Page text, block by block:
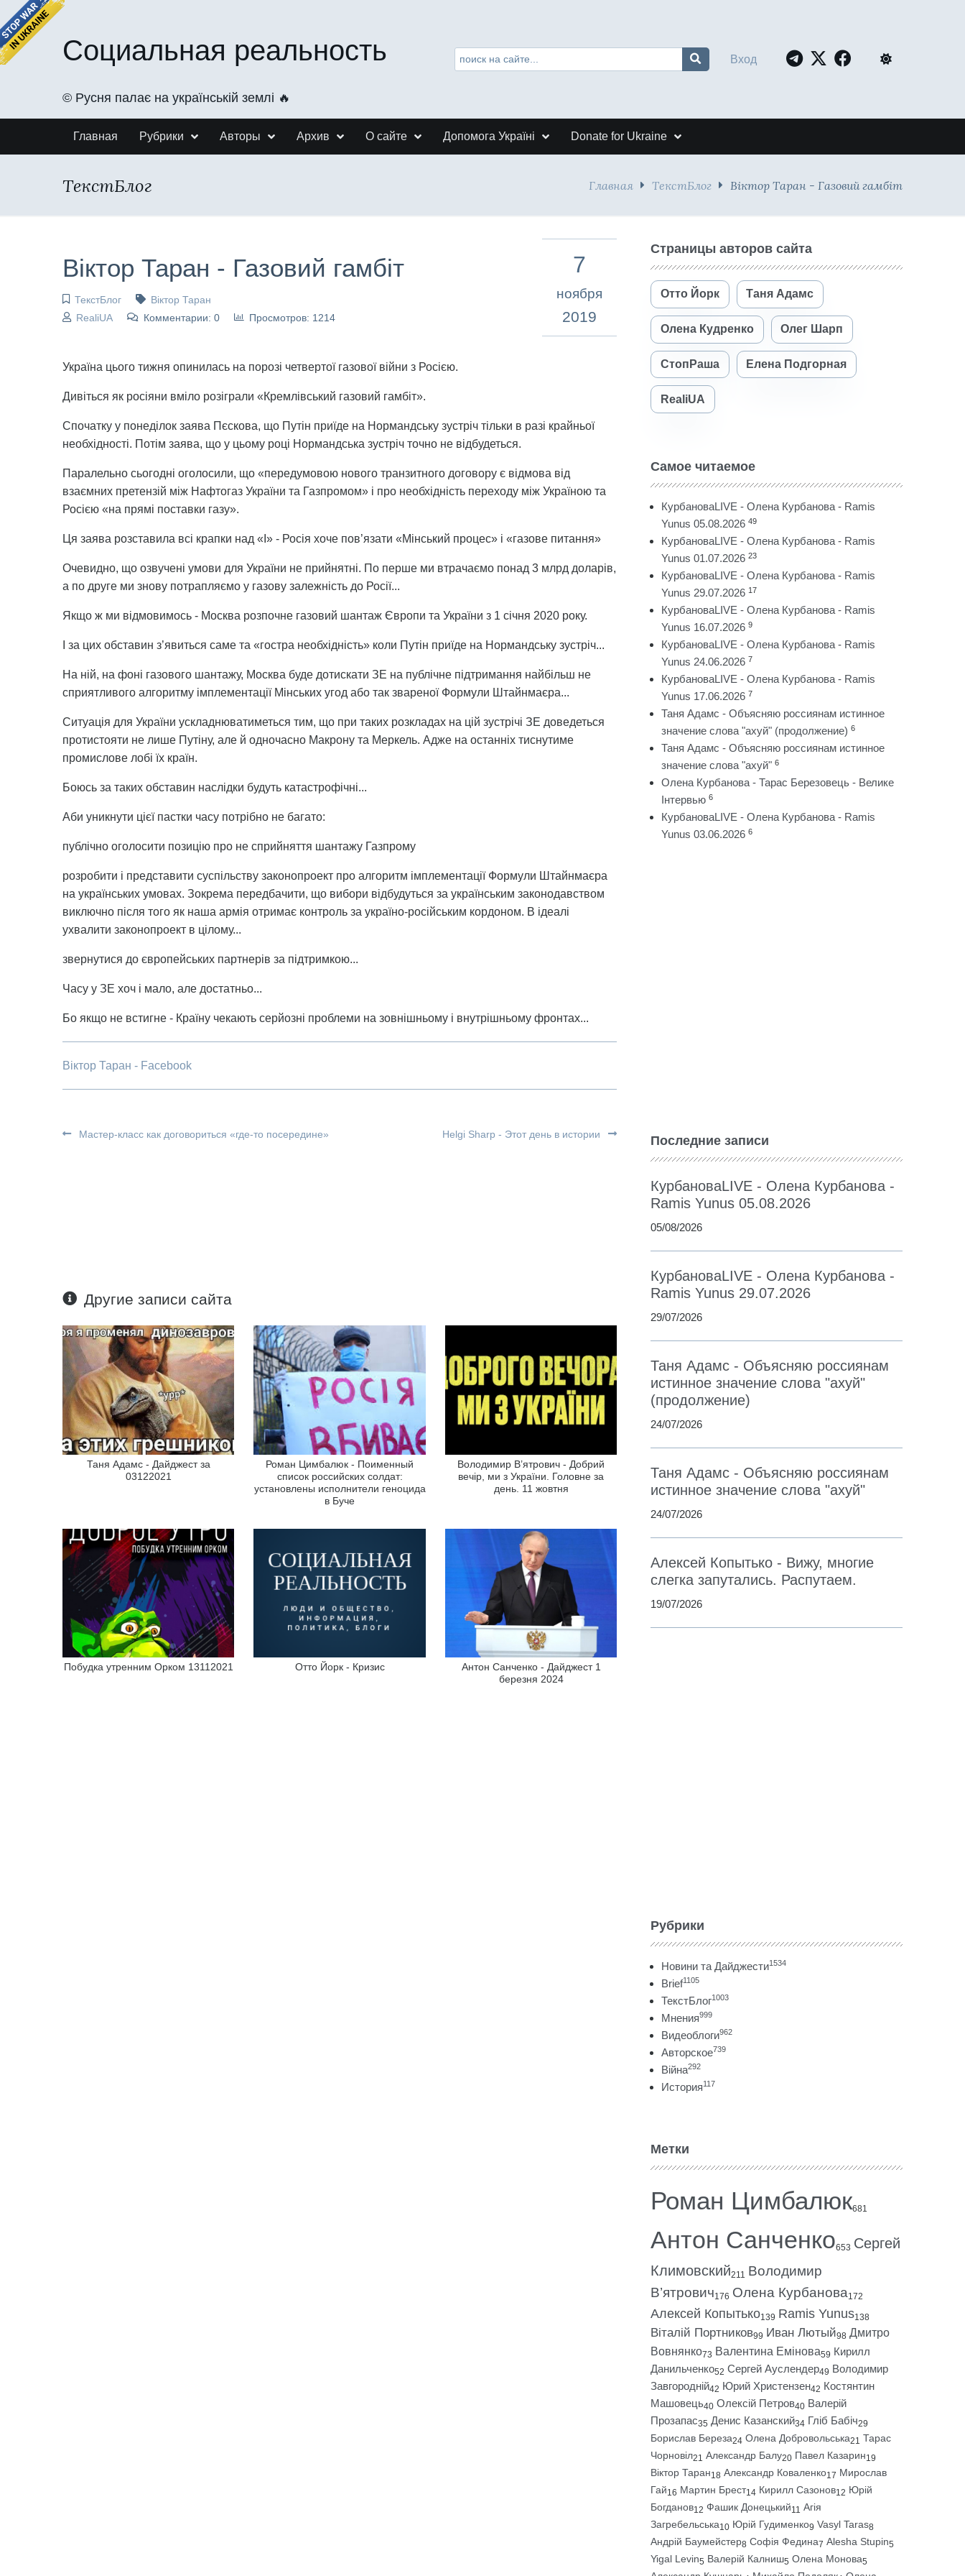
Социальная реальность
©️ Русня палає на українській землі 🔥
Вход
Главная Рубрики Авторы Архив О сайте Допомога Україні Donate for Ukraine
ТекстБлог Главная ТекстБлог Віктор Таран - Газовий гамбіт
Віктор Таран - Газовий гамбіт
ТекстБлог
Віктор Таран
RealiUA
Комментарии: 0 Просмотров: 1214
7
ноября
2019
Україна цього тижня опинилась на порозі четвертої газової війни з Росією.
Дивіться як росіяни вміло розіграли «Кремлівський газовий гамбіт».
Спочатку у понеділок заява Пєскова, що Путін приїде на Нормандську зустріч тільки в разі крайньої
необхідності. Потім заява, що у цьому році Нормандська зустріч точно не відбудеться.
Паралельно сьогодні оголосили, що «передумовою нового транзитного договору є відмова від
взаємних претензій між Нафтогаз України та Газпромом» і про необхідність переходу між Україною та
Росією «на прямі поставки газу».
Ця заява розставила всі крапки над «І» - Росія хоче пов’язати «Мінський процес» і «газове питання»
Очевидно, що озвучені умови для України не прийнятні. По перше ми втрачаємо понад 3 млрд доларів,
а по друге ми знову потрапляємо у газову залежність до Росії...
Якщо ж ми відмовимось - Москва розпочне газовий шантаж Європи та України з 1 січня 2020 року.
І за цих обставин з’явиться саме та «гостра необхідність» коли Путін приїде на Нормандську зустріч...
На ній, на фоні газового шантажу, Москва буде дотискати ЗЕ на публічне підтримання найбільш не
сприятливого алгоритму імплементації Мінських угод або так звареної Формули Штайнмаєра...
Ситуація для України ускладнюватиметься тим, що при таких розкладах на цій зустрічі ЗЕ доведеться
протистояти не лише Путіну, але й одночасно Макрону та Меркель. Адже на останніх тиснутиме
промислове лобі їх країн.
Боюсь за таких обставин наслідки будуть катастрофічні...
Аби уникнути цієї пастки часу потрібно не багато:
публічно оголосити позицію про не сприйняття шантажу Газпрому
розробити і представити суспільству законопроект про алгоритм імплементації Формули Штайнмаєра
на українських умовах. Зокрема передбачити, що вибори відбудуться за українським законодавством
виключно після того як наша армія отримає контроль за україно-російським кордоном. В ідеалі
ухвалити законопроект в цілому...
звернутися до європейських партнерів за підтримкою...
Часу у ЗЕ хоч і мало, але достатньо...
Бо якщо не встигне - Країну чекають серйозні проблеми на зовнішньому і внутрішньому фронтах...
Віктор Таран - Facebook
Мастер-класс как договориться «где-то посередине» Helgi Sharp - Этот день в истории
Другие записи сайта
Таня Адамс - Дайджест за
03122021
Роман Цимбалюк - Поименный
список российских солдат:
установлены исполнители геноцида
в Буче
Володимир В’ятрович - Добрий
вечір, ми з України. Головне за
день. 11 жовтня
Побудка утренним Орком 13112021 Отто Йорк - Кризис
Антон Санченко - Дайджест 1
березня 2024
Страницы авторов сайта
Отто Йорк Таня Адамс
Олена Кудренко Олег Шарп
СтопРаша Елена Подгорная
RealiUA
Самое читаемое
КурбановаLIVE - Олена Курбанова - Ramis
Yunus 05.08.2026 49
КурбановаLIVE - Олена Курбанова - Ramis
Yunus 01.07.2026 23
КурбановаLIVE - Олена Курбанова - Ramis
Yunus 29.07.2026 17
КурбановаLIVE - Олена Курбанова - Ramis
Yunus 16.07.2026 9
КурбановаLIVE - Олена Курбанова - Ramis
Yunus 24.06.2026 7
КурбановаLIVE - Олена Курбанова - Ramis
Yunus 17.06.2026 7
Таня Адамс - Объясняю россиянам истинное
значение слова "ахуй" (продолжение) 6
Таня Адамс - Объясняю россиянам истинное
значение слова "ахуй" 6
Олена Курбанова - Тарас Березовець - Велике
Інтервью 6
КурбановаLIVE - Олена Курбанова - Ramis
Yunus 03.06.2026 6
Последние записи
КурбановаLIVE - Олена Курбанова -
Ramis Yunus 05.08.2026
05/08/2026
КурбановаLIVE - Олена Курбанова -
Ramis Yunus 29.07.2026
29/07/2026
Таня Адамс - Объясняю россиянам
истинное значение слова "ахуй"
(продолжение)
24/07/2026
Таня Адамс - Объясняю россиянам
истинное значение слова "ахуй"
24/07/2026
Алексей Копытько - Вижу, многие
слегка запутались. Распутаем.
19/07/2026
Рубрики
Новини та Дайджести1534
Brief1105
ТекстБлог1003
Мнения999
Видеоблоги962
Авторское739
Війна292
История117
Метки
Роман Цимбалюк681
Антон Санченко653 Сергей
Климовский211 Володимир
В’ятрович176 Олена Курбанова172
Алексей Копытько139 Ramis Yunus138
Віталій Портников99 Иван Лютый98 Дмитро
Вовнянко73 Валентина Емінова59 Кирилл
Данильченко52 Сергей Ауслендер49 Володимир
Завгородній42 Юрий Христензен42 Костянтин
Машовець40 Олексій Петров40 Валерій
Прозапас35 Денис Казанский34 Гліб Бабіч29
Борислав Береза24 Олена Добровольська21 Тарас
Чорновіл21 Александр Балу20 Павел Казарин19
Віктор Таран18 Александр Коваленко17 Мирослав
Гай16 Мартин Брест14 Кирилл Сазонов12 Юрій
Богданов12 Фашик Донецький11 Агія
Загребельська10 Юрій Гудименко9 Vasyl Taras8
Андрій Баумейстер8 Софія Федина7 Alesha Stupin5
Yigal Levin5 Валерій Калниш5 Олена Монова5